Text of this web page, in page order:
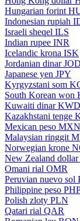
Hungarian forint
Indonesian rupiah
Israeli sheqel ILS
Indian rupee INR
Icelandic krona ISK
Jordanian dinar JOD
Japanese yen JPY
Kyrgyzstani som
South Korean won
Kuwaiti dinar KWD
Kazakhstani tenge
Mexican peso MXN
Malaysian ringgit
Norwegian krone
New Zealand dollar
Omani rial OMR
Peruvian nuevo sol
Philippine peso
Polish zloty PLN
Qatari rial QAR